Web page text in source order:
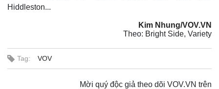
Hiddleston...
Kim Nhung/VOV.VN
Theo: Bright Side, Variety
Tag: VOV
Mời quý độc giả theo dõi VOV.VN trên